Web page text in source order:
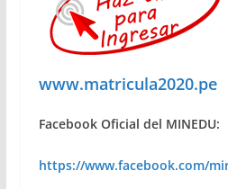
www.matricula2020.pe
Facebook Oficial del MINEDU:
https://www.facebook.com/